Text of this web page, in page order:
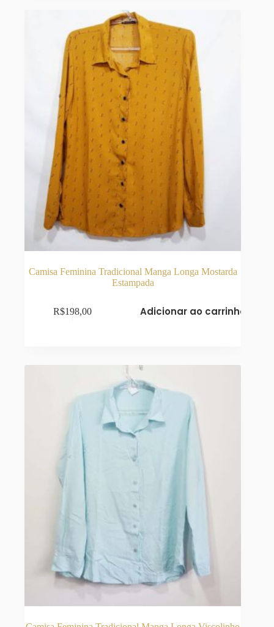
Camisa Feminina Tradicional Manga Longa Mostarda
Estampada
R$198,00 Adicionar ao carrinho